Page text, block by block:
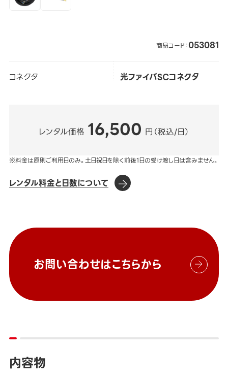
商品コード：053081
コネクタ 光ファイバSCコネクタ
レンタル価格 16,500 円（税込/日）
※料金は原則ご利用日のみ。土日祝日を除く前後1日の受け渡し日は含みません。
レンタル料金と日数について
お問い合わせはこちらから
内容物